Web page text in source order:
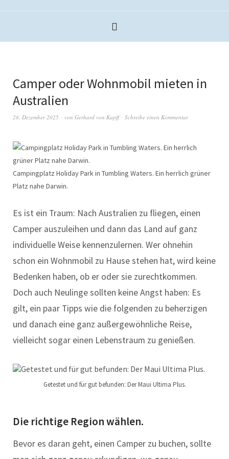
Camper oder Wohnmobil mieten in
Australien
28. Dezember 2025 von Gerhard von Kapff Schreibe einen Kommentar
Campingplatz Holiday Park in Tumbling Waters. Ein herrlich grüner
Platz nahe Darwin.
Es ist ein Traum: Nach Australien zu fliegen, einen
Camper auszuleihen und dann das Land auf ganz
individuelle Weise kennenzulernen. Wer ohnehin
schon ein Wohnmobil zu Hause stehen hat, wird keine
Bedenken haben, ob er oder sie zurechtkommen.
Doch auch Neulinge sollten keine Angst haben: Es
gilt, ein paar Tipps wie die folgenden zu beherzigen
und danach eine ganz außergewöhnliche Reise,
vielleicht sogar einen Lebenstraum zu genießen.
Getestet und für gut befunden: Der Maui Ultima Plus.
Die richtige Region wählen.
Bevor es daran geht, einen Camper zu buchen, sollte